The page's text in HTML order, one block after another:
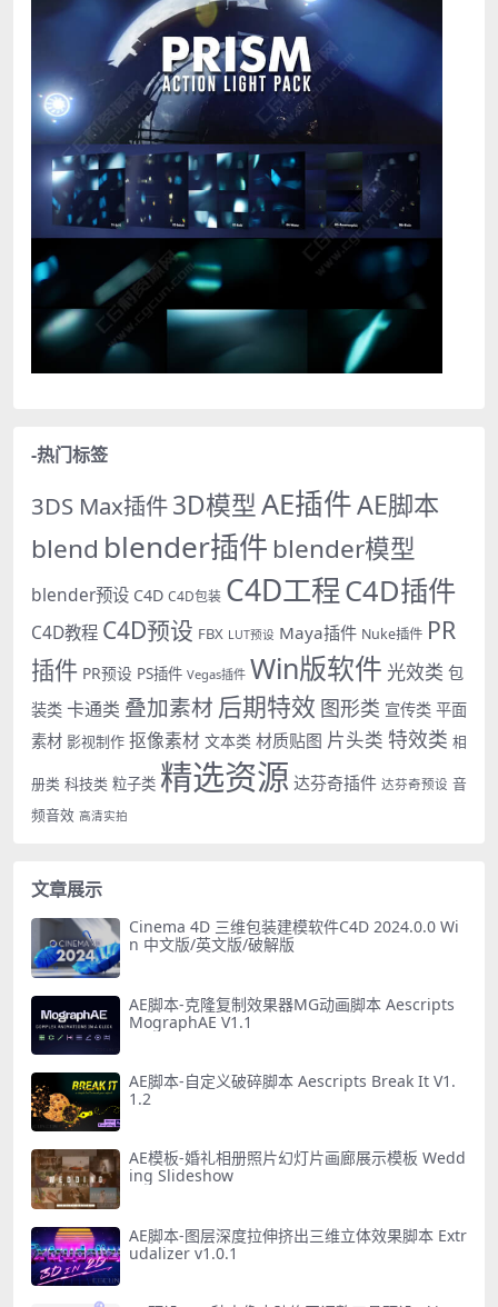
-热门标签
3DS Max插件3D模型AE插件AE脚本
blend blender插件 blender模型
blender预设 C4D C4D包装 C4D工程C4D插件
C4D教程 C4D预设 FBX LUT预设 Maya插件 Nuke插件 PR
插件 PR预设 PS插件 Vegas插件 Win版软件 光效类 包
装类 卡通类 叠加素材 后期特效 图形类 宣传类 平面
素材 影视制作 抠像素材 文本类 材质贴图 片头类 特效类 相
册类 科技类 粒子类 精选资源 达芬奇插件 达芬奇预设 音
频音效 高清实拍
文章展示
Cinema 4D 三维包装建模软件C4D 2024.0.0 Wi
n 中文版/英文版/破解版
AE脚本-克隆复制效果器MG动画脚本 Aescripts
MographAE V1.1
AE脚本-自定义破碎脚本 Aescripts Break It V1.
1.2
AE模板-婚礼相册照片幻灯片画廊展示模板 Wedd
ing Slideshow
AE脚本-图层深度拉伸挤出三维立体效果脚本 Extr
udalizer v1.0.1